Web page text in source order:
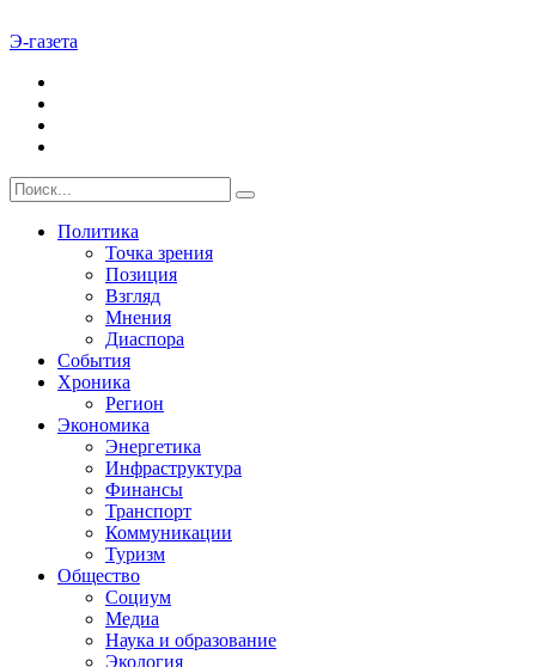
Э-газета
Политика
Точка зрения
Позиция
Взгляд
Мнения
Диаспора
События
Хроника
Регион
Экономика
Энергетика
Инфраструктура
Финансы
Транспорт
Коммуникации
Туризм
Общество
Социум
Медиа
Наука и образование
Экология